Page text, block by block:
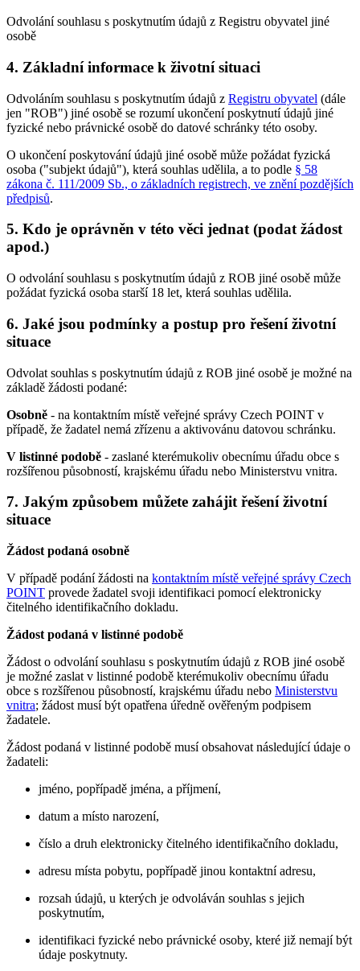
Odvolání souhlasu s poskytnutím údajů z Registru obyvatel jiné
osobě
4. Základní informace k životní situaci
Odvoláním souhlasu s poskytnutím údajů z Registru obyvatel (dále
jen "ROB") jiné osobě se rozumí ukončení poskytnutí údajů jiné
fyzické nebo právnické osobě do datové schránky této osoby.
O ukončení poskytování údajů jiné osobě může požádat fyzická
osoba ("subjekt údajů"), která souhlas udělila, a to podle § 58
zákona č. 111/2009 Sb., o základních registrech, ve znění pozdějších
předpisů.
5. Kdo je oprávněn v této věci jednat (podat žádost
apod.)
O odvolání souhlasu s poskytnutím údajů z ROB jiné osobě může
požádat fyzická osoba starší 18 let, která souhlas udělila.
6. Jaké jsou podmínky a postup pro řešení životní
situace
Odvolat souhlas s poskytnutím údajů z ROB jiné osobě je možné na
základě žádosti podané:
Osobně - na kontaktním místě veřejné správy Czech POINT v
případě, že žadatel nemá zřízenu a aktivovánu datovou schránku.
V listinné podobě - zaslané kterémukoliv obecnímu úřadu obce s
rozšířenou působností, krajskému úřadu nebo Ministerstvu vnitra.
7. Jakým způsobem můžete zahájit řešení životní
situace
Žádost podaná osobně
V případě podání žádosti na kontaktním místě veřejné správy Czech
POINT provede žadatel svoji identifikaci pomocí elektronicky
čitelného identifikačního dokladu.
Žádost podaná v listinné podobě
Žádost o odvolání souhlasu s poskytnutím údajů z ROB jiné osobě
je možné zaslat v listinné podobě kterémukoliv obecnímu úřadu
obce s rozšířenou působností, krajskému úřadu nebo Ministerstvu
vnitra; žádost musí být opatřena úředně ověřeným podpisem
žadatele.
Žádost podaná v listinné podobě musí obsahovat následující údaje o
žadateli:
jméno, popřípadě jména, a příjmení,
datum a místo narození,
číslo a druh elektronicky čitelného identifikačního dokladu,
adresu místa pobytu, popřípadě jinou kontaktní adresu,
rozsah údajů, u kterých je odvoláván souhlas s jejich
poskytnutím,
identifikaci fyzické nebo právnické osoby, které již nemají být
údaje poskytnuty.